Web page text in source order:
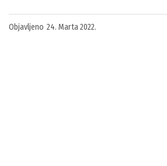
Objavljeno 24. Marta 2022.